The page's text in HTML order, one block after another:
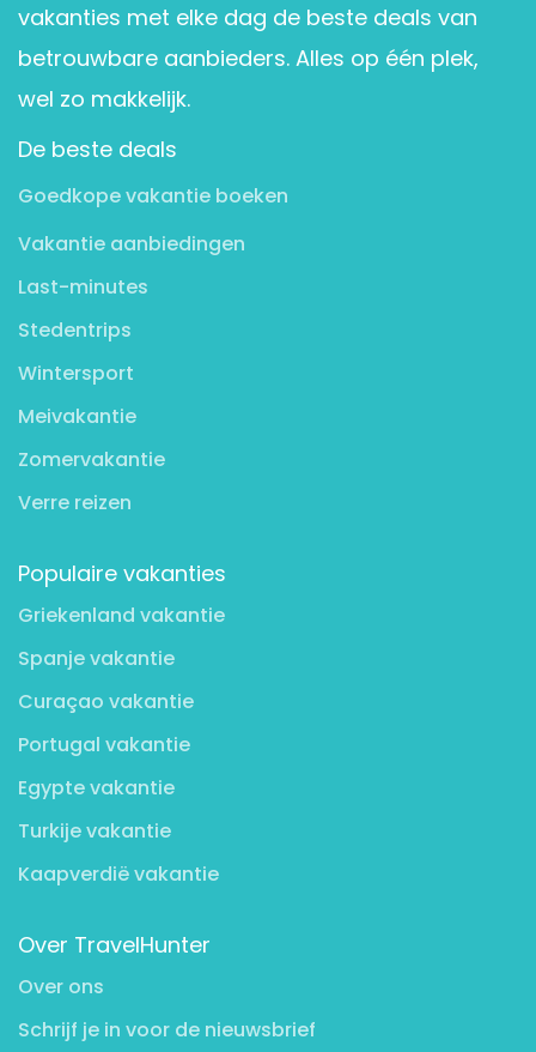
vakanties met elke dag de beste deals van
betrouwbare aanbieders. Alles op één plek,
wel zo makkelijk.
De beste deals
Goedkope vakantie boeken
Vakantie aanbiedingen
Last-minutes
Stedentrips
Wintersport
Meivakantie
Zomervakantie
Verre reizen
Populaire vakanties
Griekenland vakantie
Spanje vakantie
Curaçao vakantie
Portugal vakantie
Egypte vakantie
Turkije vakantie
Kaapverdië vakantie
Over TravelHunter
Over ons
Schrijf je in voor de nieuwsbrief